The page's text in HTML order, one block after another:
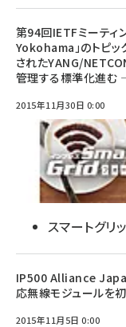
第94回IETFミーティ
Yokohama」のトピ
されたYANG/
管理する標準化進む
2015年11月30日 0:00
スマートグリ
IP500 Alliance
応無線モジュールを
2015年11月5日 0:00